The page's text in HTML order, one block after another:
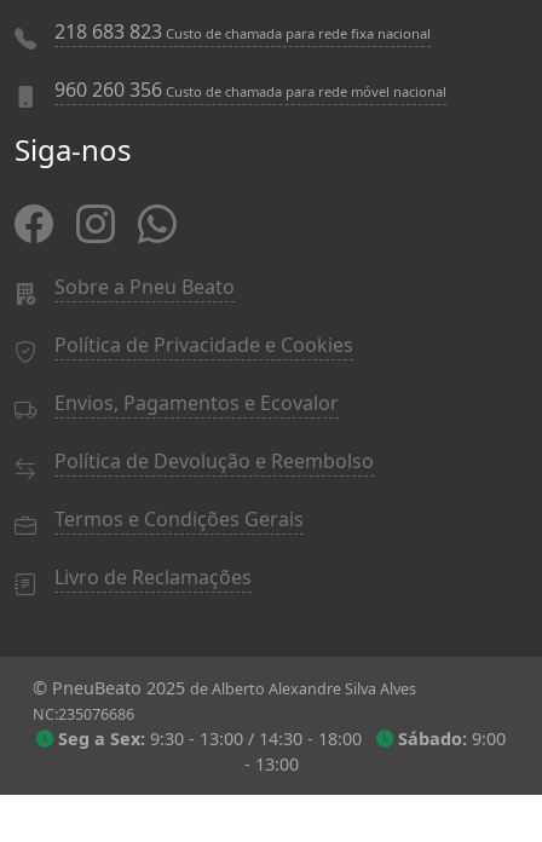
218 683 823 Custo de chamada para rede fixa nacional
960 260 356 Custo de chamada para rede móvel nacional
Siga-nos
Sobre a Pneu Beato
Política de Privacidade e Cookies
Envios, Pagamentos e Ecovalor
Política de Devolução e Reembolso
Termos e Condições Gerais
Livro de Reclamações
© PneuBeato 2025 de Alberto Alexandre Silva Alves
NC:235076686
Seg a Sex: 9:30 - 13:00 / 14:30 - 18:00 Sábado: 9:00
- 13:00